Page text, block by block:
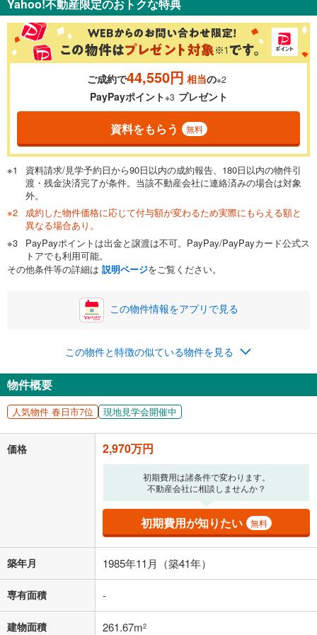
金利 ％
0.01%
一般的には最長35年まで借り入れ可能です。多くの金融機関
が完済時の年齢は80歳までを条件としています。
閉じる
頭金 万円
0万円 2,970万円
自己資金から住宅購入にかけられる金額を入力してくださ
0円
年2回払いを想定しています。毎月の返済額に加えて、ボー
ナス時の増額分（1回分）を入力してください。
ボーナス払いの限度額は金融機関によって異なります。
月々の返済額 77,096円/月
上、ご自身での入力をお願いいたします。初期設定で自動入力されてい
る値は、実際の金融機関等における貸出金利とは何ら関係がなく、実際
の金融機関等における貸出金利を何ら保証するものではありません。返
済方法「元利均等返済」にて算出しております。入力された金利を35年
適用した場合の計算結果を表示しています。
す。
条件によってお借り入れができないことがあります。
不動産会社に購入相談をする 無料
Yahoo!不動産限定のおトクな特典
ご成約で44,550円 相当の※2
PayPayポイント※3 プレゼント
資料をもらう 無料
資料請求/見学予約日から90日以内の成約報告、180日以内の物件引
渡・残金決済完了が条件。当該不動産会社に連絡済みの場合は対象
外。
成約した物件価格に応じて付与額が変わるため実際にもらえる額と
異なる場合あり。
PayPayポイントは出金と譲渡は不可。PayPay/PayPayカード公式ス
トアでも利用可能。
その他条件等の詳細は 説明ページをご覧ください。
この物件情報をアプリで見る
この物件と特徴の似ている物件を見る
物件概要
人気物件 春日市7位 現地見学会開催中
価格 2,970万円
初期費用は諸条件で変わります。
不動産会社に相談しませんか？
初期費用が知りたい 無料
築年月 1985年11月（築41年）
専有面積 -
建物面積 261.67m2